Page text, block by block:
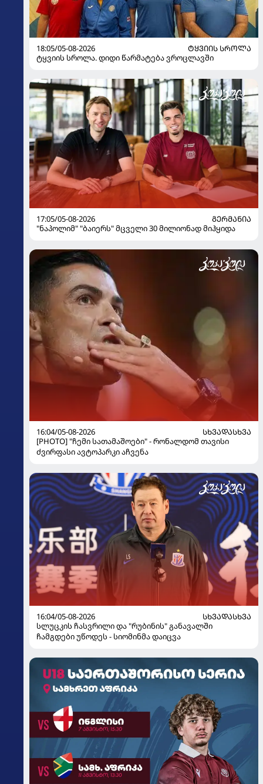
18:05/05-08-2026
ᲢᲧᲕᲘᲘᲡ ᲡᲠᲝᲚᲐ
ტყვიის სროლა. დიდი წარმატება ვროცლავში
17:05/05-08-2026
ᲒᲔᲠᲛᲐᲜᲘᲐ
"ნაპოლიმ" "ბაიერს" მცველი 30 მილიონად მიჰყიდა
16:04/05-08-2026
ᲡᲮᲕᲐᲓᲐᲡᲮᲕᲐ
[PHOTO] "ჩემი სათამაშოები" - რონალდომ თავისი
ძვირფასი ავტოპარკი აჩვენა
16:04/05-08-2026
ᲡᲮᲕᲐᲓᲐᲡᲮᲕᲐ
სლუცკის ჩასვრილი და "რუბინის" განავალში
ჩამგდები უწოდეს - სიომინმა დაიცვა